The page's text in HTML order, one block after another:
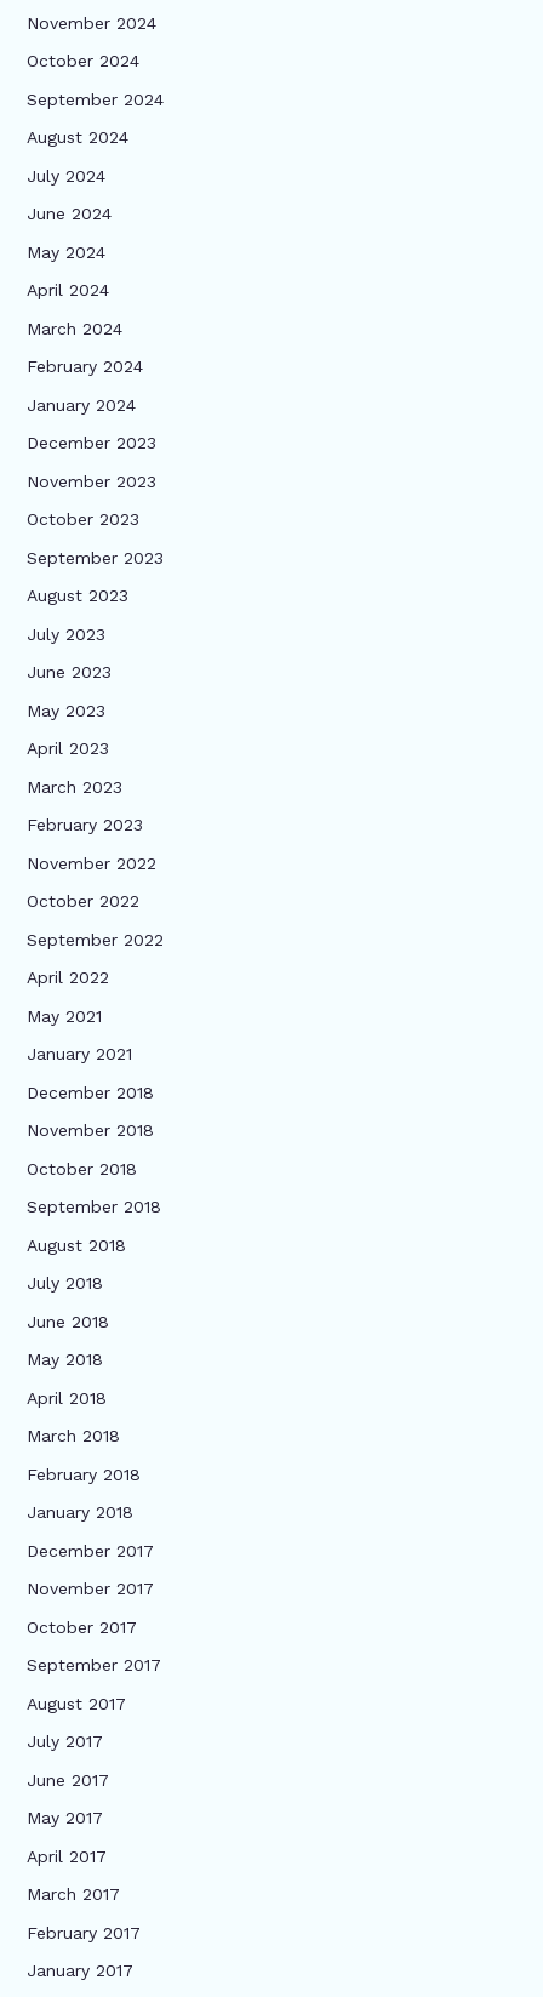
November 2024
October 2024
September 2024
August 2024
July 2024
June 2024
May 2024
April 2024
March 2024
February 2024
January 2024
December 2023
November 2023
October 2023
September 2023
August 2023
July 2023
June 2023
May 2023
April 2023
March 2023
February 2023
November 2022
October 2022
September 2022
April 2022
May 2021
January 2021
December 2018
November 2018
October 2018
September 2018
August 2018
July 2018
June 2018
May 2018
April 2018
March 2018
February 2018
January 2018
December 2017
November 2017
October 2017
September 2017
August 2017
July 2017
June 2017
May 2017
April 2017
March 2017
February 2017
January 2017